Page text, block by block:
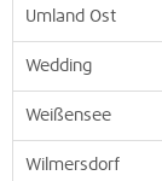
Umland Ost
Wedding
Weißensee
Wilmersdorf